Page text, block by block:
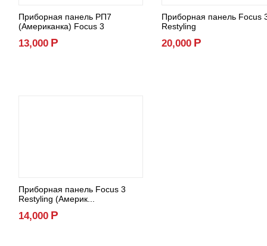
Приборная панель РП7
(Американка) Focus 3
13,000 Р
Приборная панель Focus
Restyling
20,000 Р
Приборная панель Focus 3
Restyling (Америк...
14,000 Р